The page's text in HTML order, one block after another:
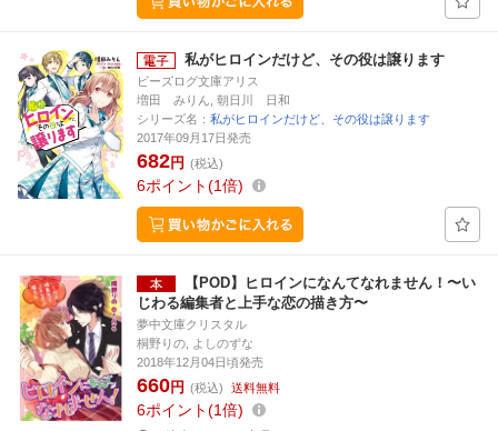
私がヒロインだけど、その役は譲ります
ビーズログ文庫アリス
増田 みりん, 朝日川 日和
シリーズ名： 私がヒロインだけど、その役は譲ります
2017年09月17日発売
682円 (税込)
6ポイント 1倍
【POD】ヒロインになんてなれません！〜い
じわる編集者と上手な恋の描き方〜
夢中文庫クリスタル
桐野りの, よしのずな
2018年12月04日頃発売
660円 (税込) 送料無料
6ポイント 1倍